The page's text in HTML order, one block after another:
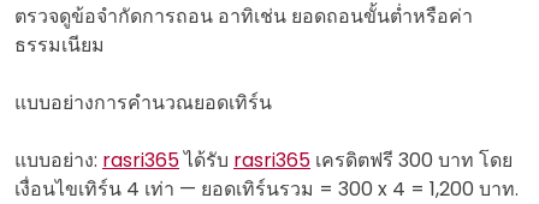
ตรวจดูข้อจำกัดการถอน อาทิเช่น ยอดถอนขั้นต่ำหรือค่า
ธรรมเนียม
แบบอย่างการคำนวณยอดเทิร์น
แบบอย่าง: rasri365ได้รับ rasri365 เครดิตฟรี 300 บาท โดย
เงื่อนไขเทิร์น 4 เท่า — ยอดเทิร์นรวม = 300 x 4 = 1,200 บาท.